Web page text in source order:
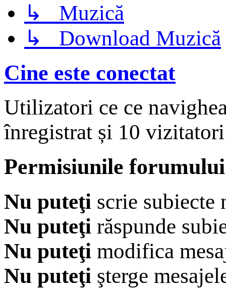
↳ Muzică
↳ Download Muzică
Cine este conectat
Utilizatori ce ce
înregistrat și 10 vizitatori
Permisiunile forumului
Nu puteţi scrie subiecte
Nu puteţi răspunde
Nu puteţi modifica
Nu puteţi şterge